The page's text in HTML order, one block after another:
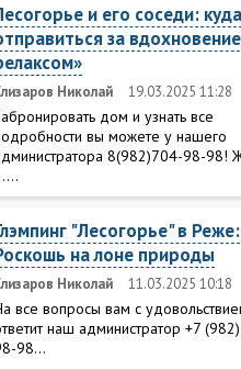
и его соседи: куда
за
Николай 19.03.2025 11:28
дом и узнать все
вы можете у нашего
8(982)704-98-98!
"Лесогорье" в Реже:
на лоне природы
Николай 11.03.2025 10:18
все вопросы вам с
наш администратор +7
98...